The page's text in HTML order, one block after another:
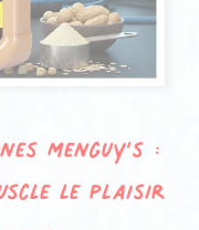
Menguy’s :
le plaisir